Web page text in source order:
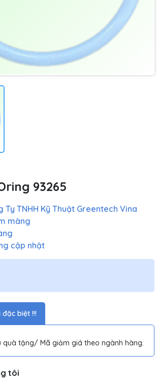
93265
Ty TNHH Kỹ Thuật Greentech Vina
màng
cập nhật
biệt !!!
quà tặng/ Mã giảm giá theo ngành hàng.
tôi